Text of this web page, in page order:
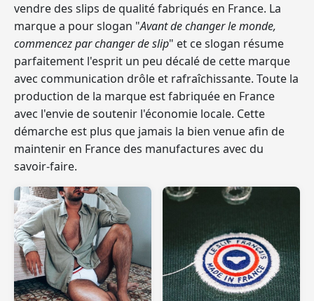
vendre des slips de qualité fabriqués en France. La
marque a pour slogan "Avant de changer le monde,
commencez par changer de slip" et ce slogan résume
parfaitement l'esprit un peu décalé de cette marque
avec communication drôle et rafraîchissante. Toute la
production de la marque est fabriquée en France
avec l'envie de soutenir l'économie locale. Cette
démarche est plus que jamais la bien venue afin de
maintenir en France des manufactures avec du
savoir-faire.